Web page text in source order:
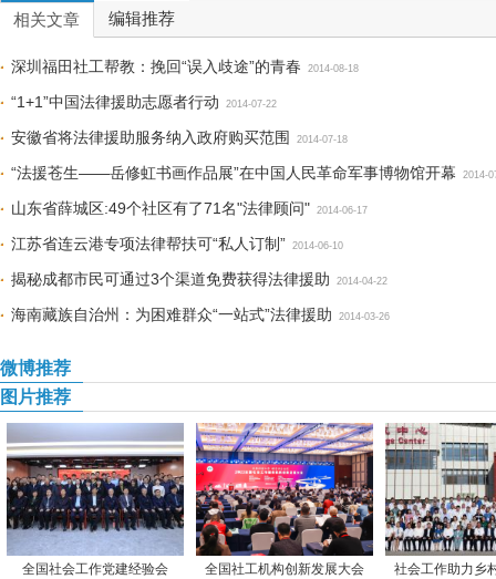
相关文章 编辑推荐
深圳福田社工帮教：挽回“误入歧途”的青春 2014-08-18
“1+1”中国法律援助志愿者行动 2014-07-22
安徽省将法律援助服务纳入政府购买范围 2014-07-18
“法援苍生——岳修虹书画作品展”在中国人民革命军事博物馆开幕 2014-
山东省薛城区:49个社区有了71名"法律顾问" 2014-06-17
江苏省连云港专项法律帮扶可“私人订制” 2014-06-10
揭秘成都市民可通过3个渠道免费获得法律援助 2014-04-22
海南藏族自治州：为困难群众“一站式”法律援助 2014-03-26
微博推荐
图片推荐
全国社会工作党建经验会 全国社工机构创新发展大会 社会工作助力乡